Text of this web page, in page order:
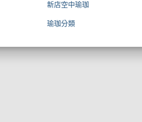
新店空中瑜珈
瑜珈分類